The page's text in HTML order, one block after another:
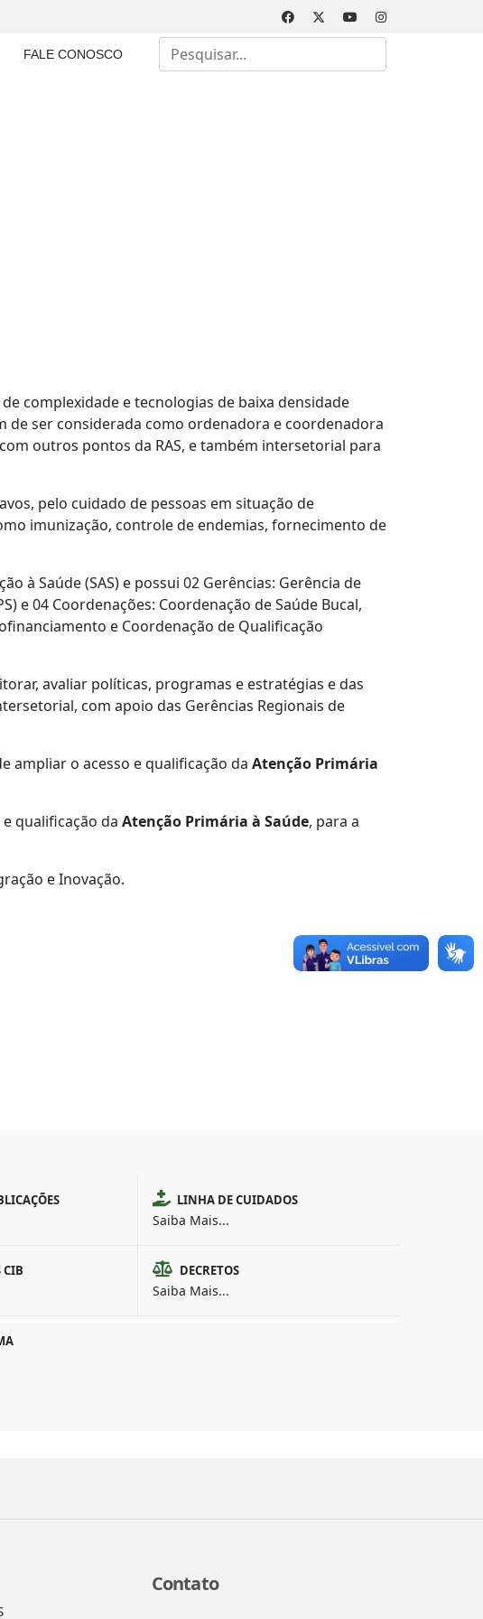
FALE CONOSCO
Busca
complexidade e tecnologias de baixa densidade
de ser considerada como ordenadora e coordenadora
outros pontos da RAS, e também intersetorial para
pelo cuidado de pessoas em situação de
imunização, controle de endemias, fornecimento de
à Saúde (SAS) e possui 02 Gerências: Gerência de
e 04 Coordenações: Coordenação de Saúde Bucal,
e Coordenação de Qualificação
avaliar políticas, programas e estratégias e das
com apoio das Gerências Regionais de
ampliar o acesso e qualificação da Atenção Primária
qualificação da Atenção Primária à Saúde, para a
e Inovação.
LINHA DE CUIDADOS
Saiba Mais...
CIB DECRETOS
Saiba Mais...
Contato